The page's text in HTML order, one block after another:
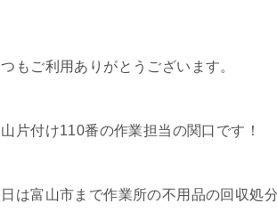
もご利用ありがとうございます。
片付け110番の作業担当の関口です！
は富山市まで作業所の不用品の回収処